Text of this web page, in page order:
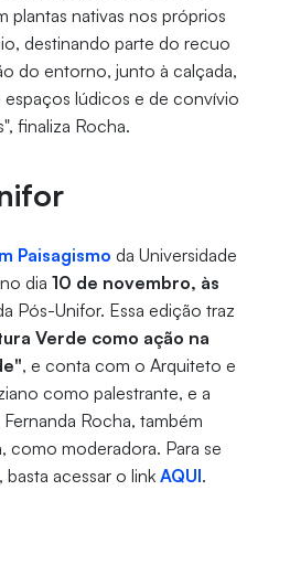
plantas nativas nos próprios
destinando parte do recuo
do entorno, junto à calçada,
lúdicos e de convívio
finaliza Rocha.
Paisagismo da Universidade
dia 10 de novembro, às
Pós-Unifor. Essa edição traz
Verde como ação na
, e conta com o Arquiteto e
como palestrante, e a
Rocha, também
como moderadora. Para se
acessar o link AQUI.